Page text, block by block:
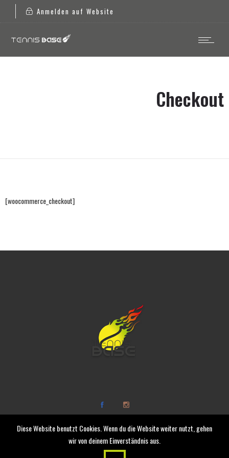
Anmelden auf Website
Checkout
[woocommerce_checkout]
Diese Website benutzt Cookies. Wenn du die Website weiter nutzt, gehen
wir von deinem Einverständnis aus.